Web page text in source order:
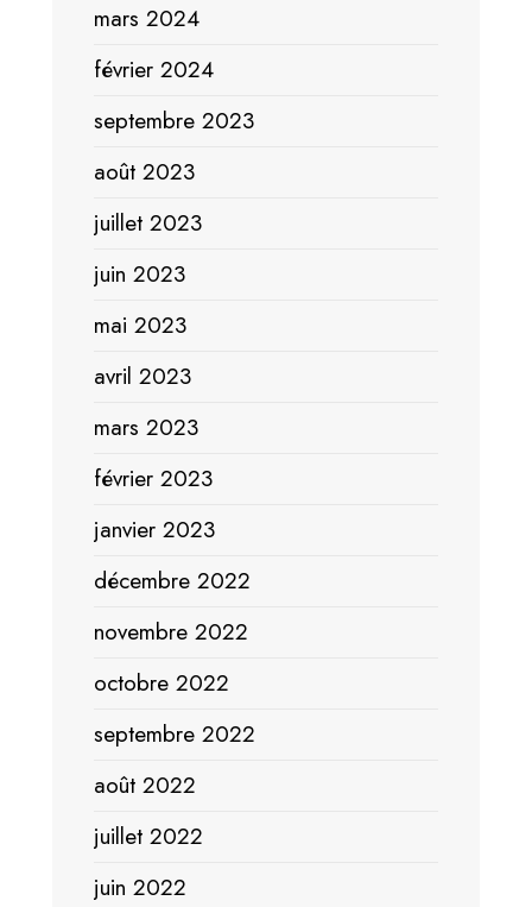
mars 2024
février 2024
septembre 2023
août 2023
juillet 2023
juin 2023
mai 2023
avril 2023
mars 2023
février 2023
janvier 2023
décembre 2022
novembre 2022
octobre 2022
septembre 2022
août 2022
juillet 2022
juin 2022